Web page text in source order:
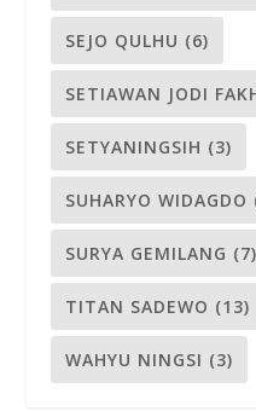
SEJO QULHU (6)
SETIAWAN JODI
SETYANINGSIH (3)
SUHARYO WIDAGDO
SURYA GEMILANG (7)
TITAN SADEWO (13)
WAHYU NINGSI (3)